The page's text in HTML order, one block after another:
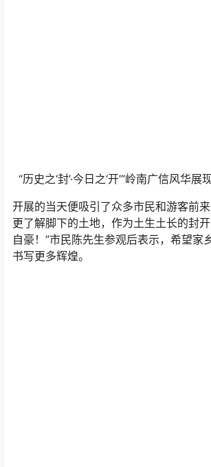
“历史之‘封’·今日之‘开’”岭南广信风华展
开展的当天便吸引了众多市民和游客前
更了解脚下的土地，作为土生土长的封
自豪！”市民陈先生参观后表示，希望家
书写更多辉煌。